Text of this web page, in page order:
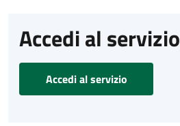
Accedi al servizio
Accedi al servizio